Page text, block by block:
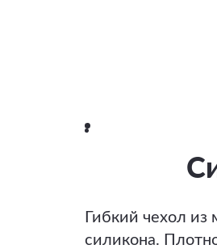
Гибкий чехол из
силикона.